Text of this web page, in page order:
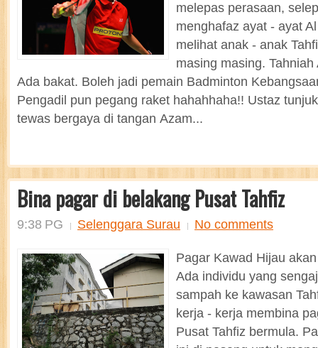
melepas perasaan,
menghafaz ayat - ayat
melihat anak - anak
masing masing.
Ada bakat. Boleh jadi pemain Badminton
Pengadil pun pegang raket hahahhaha!! Ustaz
tewas bergaya di tangan Azam...
Bina pagar di belakang Pusat Tahfiz
9:38 PG Selenggara Surau No comments
Pagar Kawad Hijau
Ada individu yang
sampah ke kawasan
kerja - kerja membina
Pusat Tahfiz bermula.